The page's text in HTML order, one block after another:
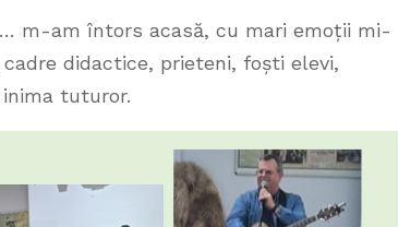
m-am întors acasă, cu mari emoții mi-
didactice, prieteni, foști elevi,
tuturor.